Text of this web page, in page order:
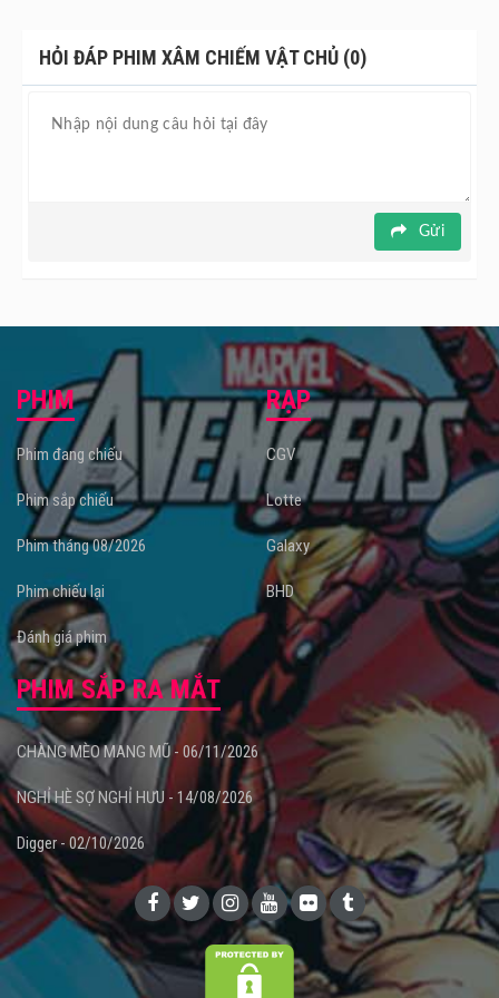
HỎI ĐÁP PHIM XÂM CHIẾM VẬT CHỦ (0)
Gửi
PHIM
Phim đang chiếu
Phim sắp chiếu
Phim tháng 08/2026
Phim chiếu lại
Đánh giá phim
RẠP
CGV
Lotte
Galaxy
BHD
PHIM SẮP RA MẮT
CHÀNG MÈO MANG MŨ - 06/11/2026
NGHỈ HÈ SỢ NGHỈ HƯU - 14/08/2026
Digger - 02/10/2026